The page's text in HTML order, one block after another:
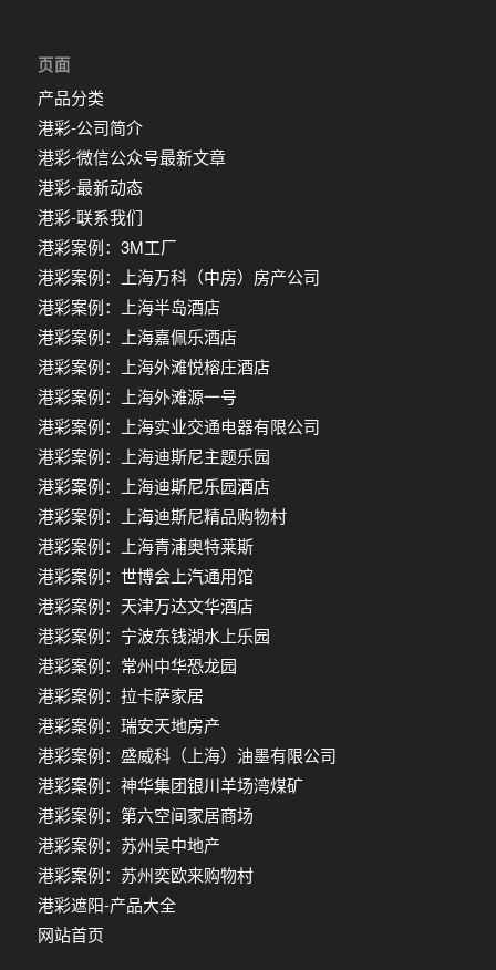
页面
产品分类
港彩-公司简介
港彩-微信公众号最新文章
港彩-最新动态
港彩-联系我们
港彩案例：3M工厂
港彩案例：上海万科（中房）房产公司
港彩案例：上海半岛酒店
港彩案例：上海嘉佩乐酒店
港彩案例：上海外滩悦榕庄酒店
港彩案例：上海外滩源一号
港彩案例：上海实业交通电器有限公司
港彩案例：上海迪斯尼主题乐园
港彩案例：上海迪斯尼乐园酒店
港彩案例：上海迪斯尼精品购物村
港彩案例：上海青浦奥特莱斯
港彩案例：世博会上汽通用馆
港彩案例：天津万达文华酒店
港彩案例：宁波东钱湖水上乐园
港彩案例：常州中华恐龙园
港彩案例：拉卡萨家居
港彩案例：瑞安天地房产
港彩案例：盛威科（上海）油墨有限公司
港彩案例：神华集团银川羊场湾煤矿
港彩案例：第六空间家居商场
港彩案例：苏州吴中地产
港彩案例：苏州奕欧来购物村
港彩遮阳-产品大全
网站首页